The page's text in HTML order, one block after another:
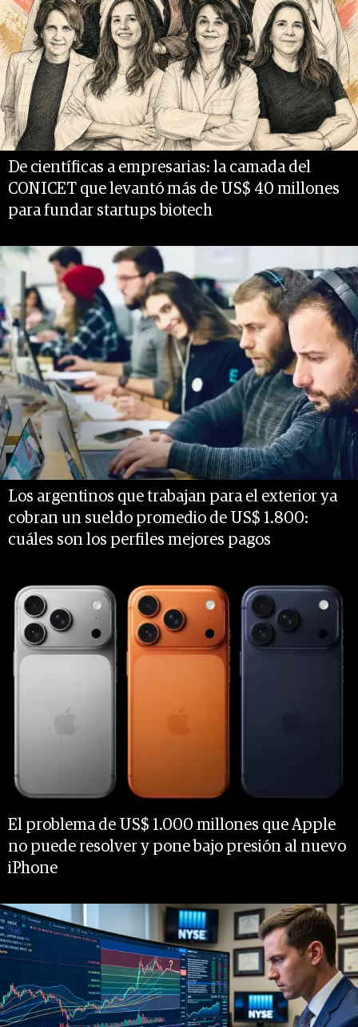
De científicas a empresarias: la camada del
CONICET que levantó más de US$ 40 millones
para fundar startups biotech
Los argentinos que trabajan para el exterior ya
cobran un sueldo promedio de US$ 1.800:
cuáles son los perfiles mejores pagos
El problema de US$ 1.000 millones que Apple
no puede resolver y pone bajo presión al nuevo
iPhone